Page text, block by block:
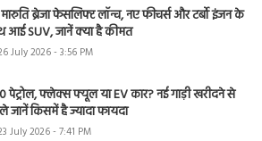
ब्रेजा फेसलिफ्ट लॉन्च, नए फीचर्स और टर्बो इंजन के
आई SUV, जानें क्या है कीमत
July 2026 - 3:56 PM
पेट्रोल, फ्लेक्स फ्यूल या EV कार? नई गाड़ी खरीदने से
जानें किसमें है ज्यादा फायदा
July 2026 - 7:41 PM